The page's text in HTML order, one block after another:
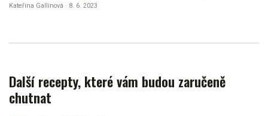
Kateřina Gallinová · 8. 6. 2023
Další recepty, které vám budou zaručeně
chutnat